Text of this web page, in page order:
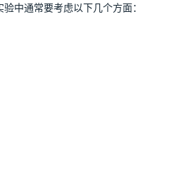
中通常要考虑以下几个方面：